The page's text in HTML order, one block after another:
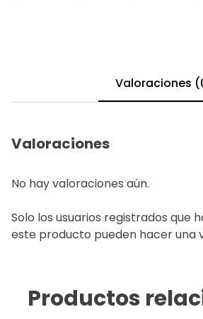
Valoraciones
Valoraciones
No hay valoraciones aún.
Solo los usuarios registrados que
este producto pueden hacer una
Productos